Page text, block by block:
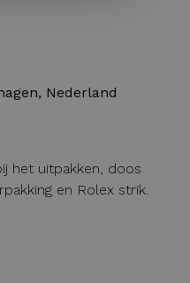
Nederland
het uitpakken, doos
en Rolex strik.